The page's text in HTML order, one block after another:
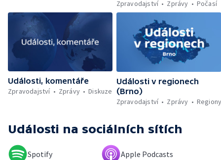
migrantů v Lamanšském průlivu — Čištění
Karlova mostu — Sběr borůvek v
zakázaných oblastech Šumavy — Investice
do energetické sítě — Hromadný pohřeb v
Gaze — Drahý život v Jižní Koreji — Potopení
indické lodi v Rudém moři — Nedostatek
vody ovlivňuje zdraví ptáků — Natáčení
vánoční pohádky pro neslyšící
Zpravodajství
Zprávy Počasí
Události, komentáře
Zpravodajství
Zprávy Diskuze
Události v regionech
(Brno)
Zpravodajství
Zprávy
Události na sociálních sítích
Spotify Apple Podcasts